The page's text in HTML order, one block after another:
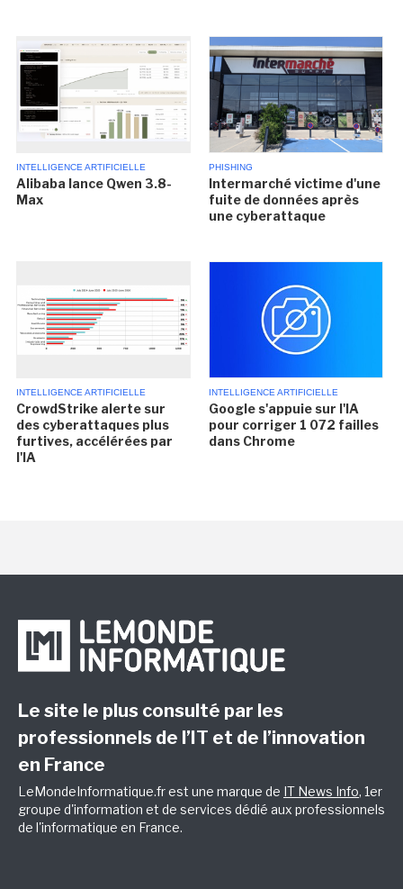
INTELLIGENCE ARTIFICIELLE
Alibaba lance Qwen 3.8-
Max
PHISHING
Intermarché victime d'une
fuite de données après
une cyberattaque
INTELLIGENCE ARTIFICIELLE
CrowdStrike alerte sur
des cyberattaques plus
furtives, accélérées par
l'IA
INTELLIGENCE ARTIFICIELLE
Google s'appuie sur l'IA
pour corriger 1 072 failles
dans Chrome
Le site le plus consulté par les
professionnels de l’IT et de l’innovation
en France
LeMondeInformatique.fr est une marque de IT News Info, 1er
groupe d'information et de services dédié aux professionnels
de l'informatique en France.